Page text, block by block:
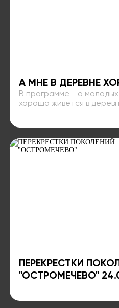
А МНЕ В ДЕРЕВНЕ
В программе - о
хорошо живется в
ПЕРЕКРЕСТКИ
"ОСТРОМЕЧЕВО"